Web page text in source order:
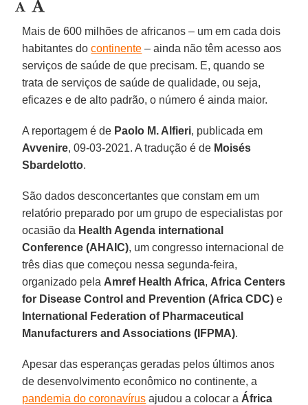
Mais de 600 milhões de africanos – um em cada dois
habitantes docontinente – ainda não têm acesso aos
serviços de saúde de que precisam. E, quando se
trata de serviços de saúde de qualidade, ou seja,
eficazes e de alto padrão, o número é ainda maior.
A reportagem é de Paolo M. Alfieri, publicada em
Avvenire, 09-03-2021. A tradução é de Moisés
Sbardelotto.
São dados desconcertantes que constam em um
relatório preparado por um grupo de especialistas por
ocasião da Health Agenda international
Conference (AHAIC), um congresso internacional de
três dias que começou nessa segunda-feira,
organizado pela Amref Health Africa, Africa Centers
for Disease Control and Prevention (Africa CDC) e
International Federation of Pharmaceutical
Manufacturers and Associations (IFPMA).
Apesar das esperanças geradas pelos últimos anos
de desenvolvimento econômico no continente, a
pandemia do coronavírus ajudou a colocar a África